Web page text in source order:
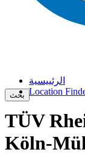
بحث
الرئييسية
Location
TÜV
Köln-